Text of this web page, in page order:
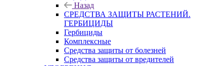
Назад
СРЕДСТВА ЗАЩИТЫ РАСТЕНИЙ.
ГЕРБИЦИДЫ
Гербициды
Комплексные
Средства защиты от болезней
Средства защиты от вредителей